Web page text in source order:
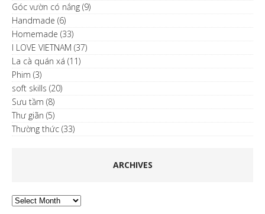
Góc vườn có nắng (9)
Handmade (6)
Homemade (33)
I LOVE VIETNAM (37)
La cà quán xá (11)
Phim (3)
soft skills (20)
Sưu tầm (8)
Thư giãn (5)
Thường thức (33)
ARCHIVES
Archives